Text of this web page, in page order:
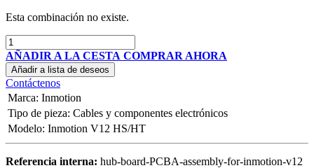
Esta combinación no existe.
AÑADIR A LA CESTA COMPRAR AHORA
Añadir a lista de deseos
Contáctenos
Marca: Inmotion
Tipo de pieza: Cables y componentes electrónicos
Modelo: Inmotion V12 HS/HT
Referencia interna: hub-board-PCBA-assembly-for-inmotion-v12